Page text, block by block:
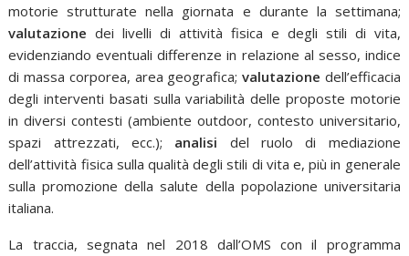
motorie strutturate nella giornata e durante la settimana;
valutazione dei livelli di attività fisica e degli stili di vita,
evidenziando eventuali differenze in relazione al sesso, indice
di massa corporea, area geografica; valutazione dell’efficacia
degli interventi basati sulla variabilità delle proposte motorie
in diversi contesti (ambiente outdoor, contesto universitario,
spazi attrezzati, ecc.); analisi del ruolo di mediazione
dell’attività fisica sulla qualità degli stili di vita e, più in generale
sulla promozione della salute della popolazione universitaria
italiana.
La traccia, segnata nel 2018 dall’OMS con il programma